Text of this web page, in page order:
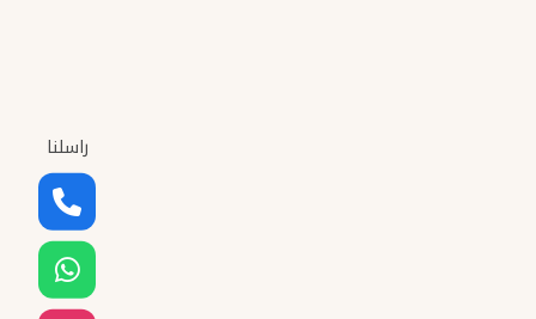
راسلنا